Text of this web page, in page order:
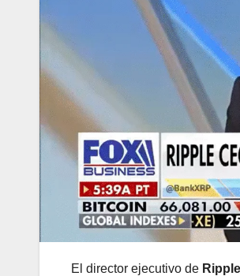
El director ejecutivo de Ripple